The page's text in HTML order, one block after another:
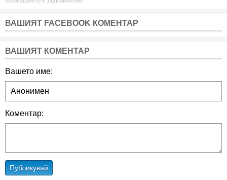
ВАШИЯТ FACEBOOK КОМЕНТАР
ВАШИЯТ КОМЕНТАР
Вашето име:
Коментар:
Публикувай